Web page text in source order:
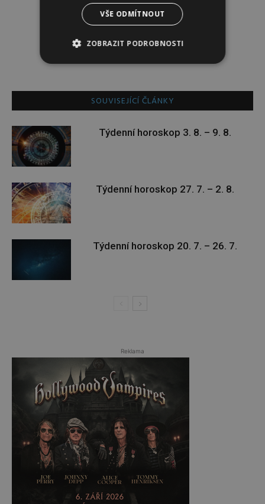
http://www.zdravivharmonii.cz
SOUVISEJÍCÍ ČLÁNKY
Týdenní horoskop 3. 8. – 9. 8.
Týdenní horoskop 27. 7. – 2. 8.
Týdenní horoskop 20. 7. – 26. 7.
Reklama
VŠE ODMÍTNOUT
ZOBRAZIT PODROBNOSTI